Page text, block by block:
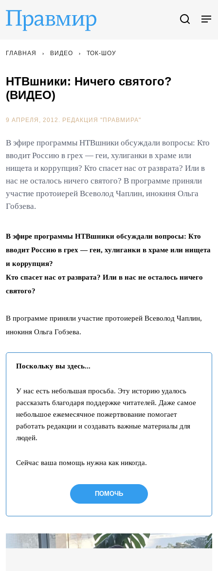
ГЛАВНАЯ ВИДЕО ТОК-ШОУ
НТВшники: Ничего святого?
(ВИДЕО)
9 АПРЕЛЯ, 2012. РЕДАКЦИЯ "ПРАВМИРА"
В эфире программы НТВшники обсуждали вопросы: Кто
вводит Россию в грех — геи, хулиганки в храме или
нищета и коррупция? Кто спасет нас от разврата? Или в
нас не осталось ничего святого? В программе приняли
участие протоиерей Всеволод Чаплин, инокиня Ольга
Гобзева.
В эфире программы НТВшники обсуждали вопросы: Кто
вводит Россию в грех — геи, хулиганки в храме или нищета
и коррупция?
Кто спасет нас от разврата? Или в нас не осталось ничего
святого?
В программе приняли участие протоиерей Всеволод Чаплин,
инокиня Ольга Гобзева.
Поскольку вы здесь...
У нас есть небольшая просьба. Эту историю удалось
рассказать благодаря поддержке читателей. Даже самое
небольшое ежемесячное пожертвование помогает
работать редакции и создавать важные материалы для
людей.
Сейчас ваша помощь нужна как никогда.
ПОМОЧЬ